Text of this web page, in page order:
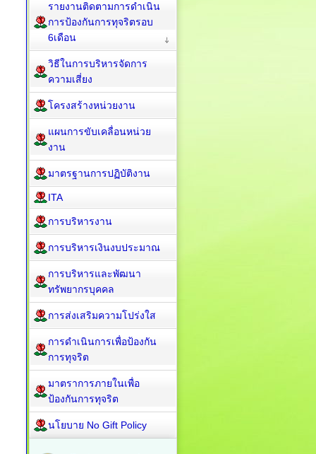
รายงานติดตามการดำเนิน
การป้องกันการทุจริตรอบ
6เดือน
วิธีในการบริหารจัดการ
ความเสี่ยง
โครงสร้างหน่วยงาน
แผนการขับเคลื่อนหน่วย
งาน
มาตรฐานการปฏิบัติงาน
ITA
การบริหารงาน
การบริหารเงินงบประมาณ
การบริหารและพัฒนา
ทรัพยากรบุคคล
การส่งเสริมความโปร่งใส
การดำเนินการเพื่อป้องกัน
การทุจริต
มาตราการภายในเพื่อ
ป้องกันการทุจริต
นโยบาย No Gift Policy